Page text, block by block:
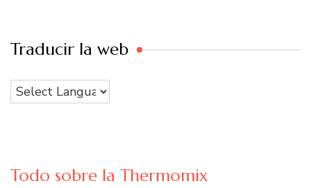
Traducir la web
Todo sobre la Thermomix